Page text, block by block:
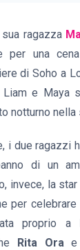
ragazza
per una
di Soho a
Liam e Maya
notturno
i due ragazzi
di un
invece, la
per
proprio a
Rita Orae